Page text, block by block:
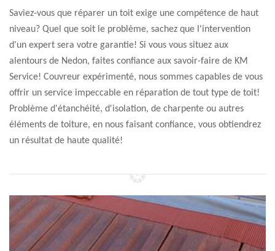
Saviez-vous que réparer un toit exige une compétence de haut
niveau? Quel que soit le problème, sachez que l'intervention
d'un expert sera votre garantie! Si vous vous situez aux
alentours de Nedon, faites confiance aux savoir-faire de KM
Service! Couvreur expérimenté, nous sommes capables de vous
offrir un service impeccable en réparation de tout type de toit!
Problème d'étanchéité, d'isolation, de charpente ou autres
éléments de toiture, en nous faisant confiance, vous obtiendrez
un résultat de haute qualité!